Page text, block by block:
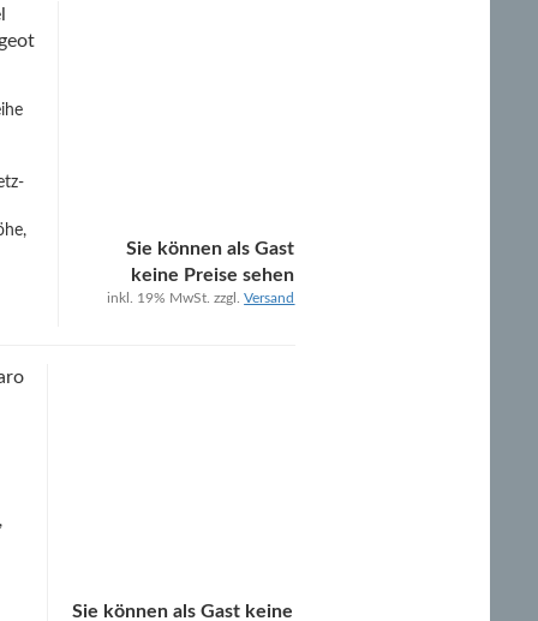
Sie können als Gast
keine Preise sehen
inkl. 19% MwSt. zzgl.Versand
Sie können als Gast keine